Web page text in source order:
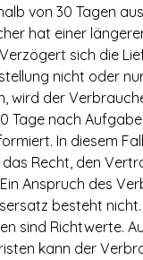
von 30 Tagen
hat einer
sich die
nicht oder
wird der
Tage nach
In diesem
Recht, den
Anspruch des
besteht nicht.
sind Richtwerte.
kann der